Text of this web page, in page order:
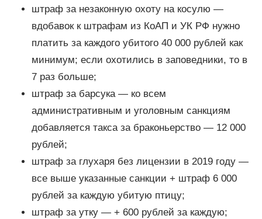
штраф за незаконную охоту на косулю —
вдобавок к штрафам из КоАП и УК РФ нужно
платить за каждого убитого 40 000 рублей как
минимум; если охотились в заповедники, то в
7 раз больше;
штраф за барсука — ко всем
административным и уголовным санкциям
добавляется такса за браконьерство — 12 000
рублей;
штраф за глухаря без лицензии в 2019 году —
все выше указанные санкции + штраф 6 000
рублей за каждую убитую птицу;
штраф за утку — + 600 рублей за каждую;